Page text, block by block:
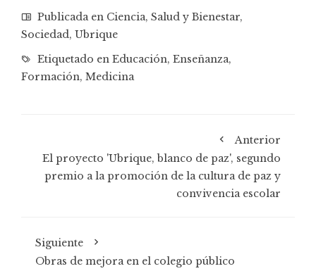
Publicada en Ciencia, Salud y Bienestar,
Sociedad, Ubrique
Etiquetado en Educación, Enseñanza,
Formación, Medicina
Anterior
El proyecto 'Ubrique, blanco de paz', segundo
premio a la promoción de la cultura de paz y
convivencia escolar
Siguiente
Obras de mejora en el colegio público